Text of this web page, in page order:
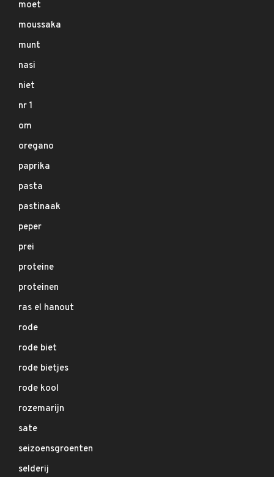
moet
moussaka
munt
nasi
niet
nr 1
om
oregano
paprika
pasta
pastinaak
peper
prei
proteine
proteinen
ras el hanout
rode
rode biet
rode bietjes
rode kool
rozemarijn
sate
seizoensgroenten
selderij